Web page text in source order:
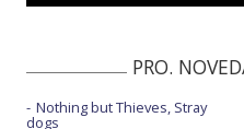
PRO.
Nothing but Thieves, Stray
dogs